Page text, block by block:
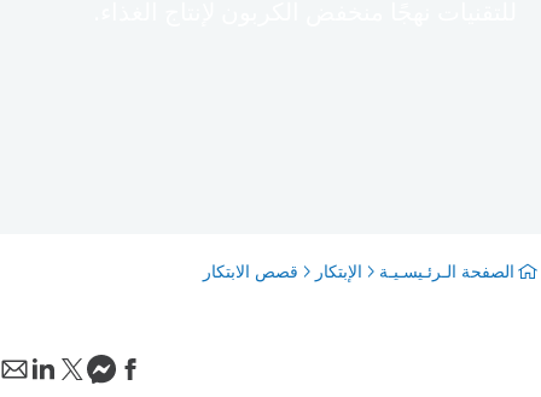
الصفحة الـرئـيسـيـة الإبتكار قصص الابتكار